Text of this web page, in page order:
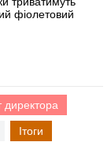
фіолетовий
директора
Ітоги